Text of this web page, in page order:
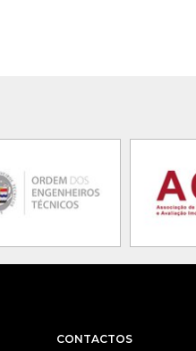
CONTACTOS